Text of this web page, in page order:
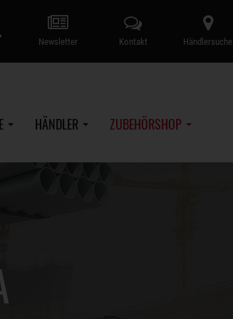
Händlersuche
Kontakt
Newsletter
HÄNDLER ZUBEHÖRSHOP